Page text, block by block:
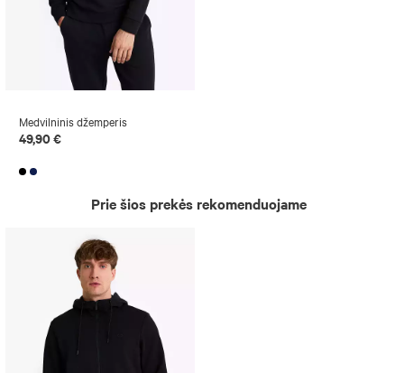
Medvilninis džemperis
49,90 €
Prie šios prekės rekomenduojame